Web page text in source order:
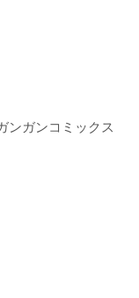
ンガンコミックス